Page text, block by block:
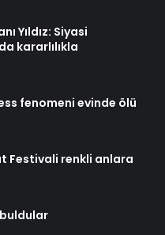
Yıldız: Siyasi
kararlılıkla
fenomeni evinde ölü
Festivali renkli anlara